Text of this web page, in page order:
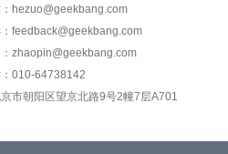
hezuo@geekbang.com
feedback@geekbang.com
zhaopin@geekbang.com
010-64738142
市朝阳区望京北路9号2幢7层A701